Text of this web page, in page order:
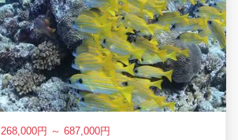
268,000円 ～ 687,000円